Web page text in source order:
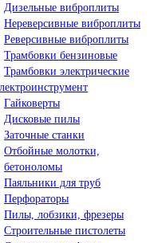
Дизельные виброплиты
Нереверсивные виброплиты
Реверсивные виброплиты
Трамбовки бензиновые
Трамбовки электрические
Гайковерты
Дисковые пилы
Заточные станки
Отбойные молотки,
бетоноломы
Паяльники для труб
Перфораторы
Пилы, лобзики, фрезеры
Строительные пистолеты